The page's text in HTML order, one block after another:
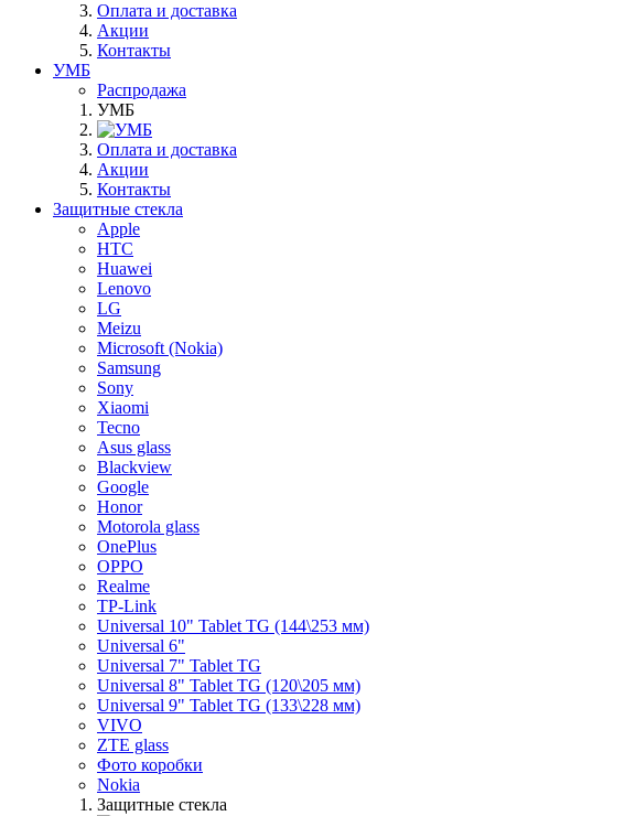
Оплата и доставка
Акции
Контакты
УМБ
Распродажа
УМБ
Оплата и доставка
Акции
Контакты
Защитные стекла
Apple
HTC
Huawei
Lenovo
LG
Meizu
Microsoft (Nokia)
Samsung
Sony
Xiaomi
Tecno
Asus glass
Blackview
Google
Honor
Motorola glass
OnePlus
OPPO
Realme
TP-Link
Universal 10" Tablet TG (144\253 мм)
Universal 6"
Universal 7" Tablet TG
Universal 8" Tablet TG (120\205 мм)
Universal 9" Tablet TG (133\228 мм)
VIVO
ZTE glass
Фото коробки
Nokia
Защитные стекла